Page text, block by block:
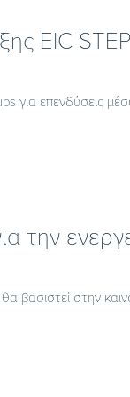
EIC
για επενδύσεις
την
βασιστεί στην